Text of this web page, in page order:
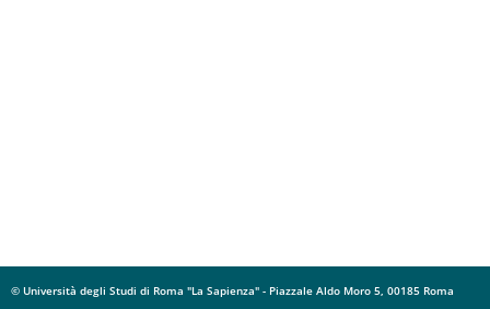
© Università degli Studi di Roma "La Sapienza" - Piazzale Aldo Moro 5, 00185 Roma